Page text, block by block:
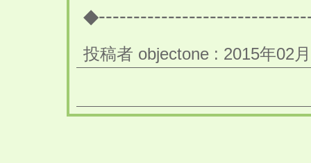
投稿者 objectone : 2015年02